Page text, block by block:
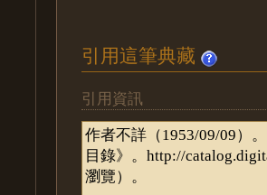
引用這筆典藏
引用資訊